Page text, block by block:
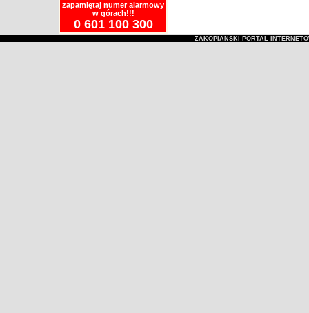
zapamiętaj numer alarmowy
w górach!!!
0 601 100 300
ZAKOPIAŃSKI PORTAL